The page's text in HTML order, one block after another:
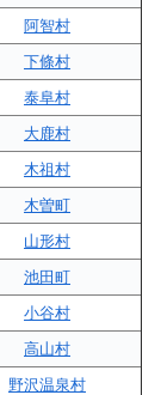
阿智村
下條村
泰阜村
大鹿村
木祖村
木曽町
山形村
池田町
小谷村
高山村
野沢温泉村